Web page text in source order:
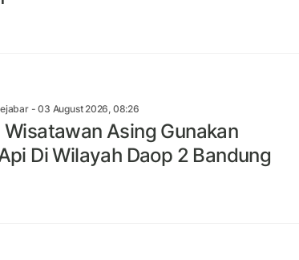
- 03 August 2026, 08:26
Wisatawan Asing Gunakan
Di Wilayah Daop 2 Bandung